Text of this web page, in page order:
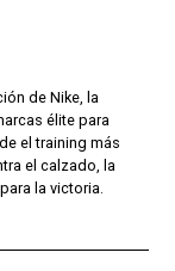
de Nike, la
élite para
el training más
el calzado, la
la victoria.